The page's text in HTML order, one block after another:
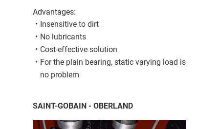
Advantages:
Insensitive to dirt
No lubricants
Cost-effective solution
For the plain bearing, static varying load is
no problem
SAINT-GOBAIN - OBERLAND